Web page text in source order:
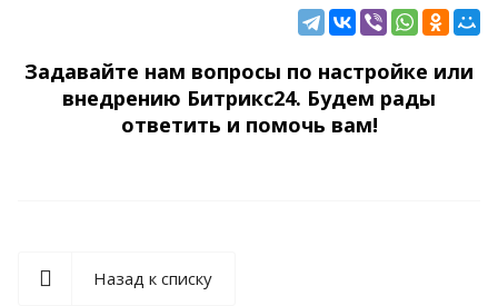
Задавайте нам вопросы по настройке или
внедрению Битрикс24. Будем рады
ответить и помочь вам!
Назад к списку